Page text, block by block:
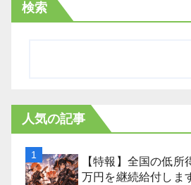
検索
人気の記事
【特報】全国の低
万円を継続給付しま